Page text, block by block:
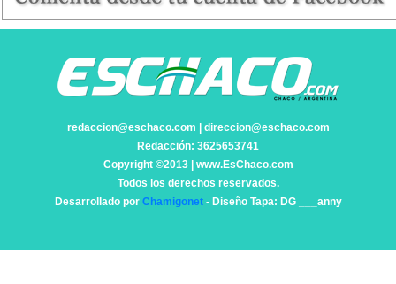
redaccion@eschaco.com | direccion@eschaco.com
Redacción: 3625653741
Copyright ©2013 | www.EsChaco.com
Todos los derechos reservados.
Desarrollado por Chamigonet- Diseño Tapa: DG ___anny